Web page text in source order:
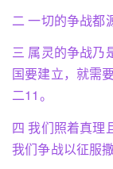
二 一切的争战都
三 属灵的争战乃
国要建立，就需
二11。
四 我们照着真理
我们争战以征服